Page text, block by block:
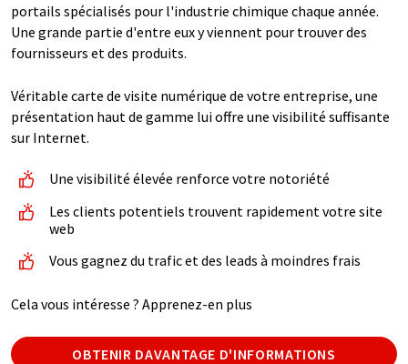
portails spécialisés pour l'industrie chimique chaque année.
Une grande partie d'entre eux y viennent pour trouver des
fournisseurs et des produits.
Véritable carte de visite numérique de votre entreprise, une
présentation haut de gamme lui offre une visibilité suffisante
sur Internet.
Une visibilité élevée renforce votre notoriété
Les clients potentiels trouvent rapidement votre site
web
Vous gagnez du trafic et des leads à moindres frais
Cela vous intéresse ? Apprenez-en plus
OBTENIR DAVANTAGE D'INFORMATIONS